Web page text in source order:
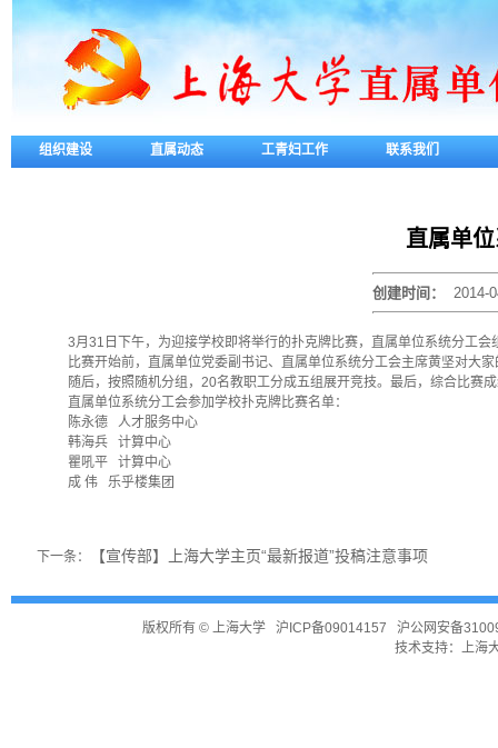
组织建设 直属动态 工青妇工作 联系我们
直属单
创建时间： 2014-
3月31日下午，为迎接学校即将举行的扑克牌比赛，直属单位系统分工
比赛开始前，直属单位党委副书记、直属单位系统分工会主席黄坚对大
随后，按照随机分组，20名教职工分成五组展开竞技。最后，综合比赛
直属单位系统分工会参加学校扑克牌比赛名单：
陈永德
人才服务中心
韩海兵
计算中心
瞿吼平
计算中心
成 伟
乐乎楼集团
下一条： 【宣传部】上海大学主页“最新报道”投稿注意事项
版权所有 ©上海大学 沪ICP备09014157
沪公网安备
技术支持： 上海